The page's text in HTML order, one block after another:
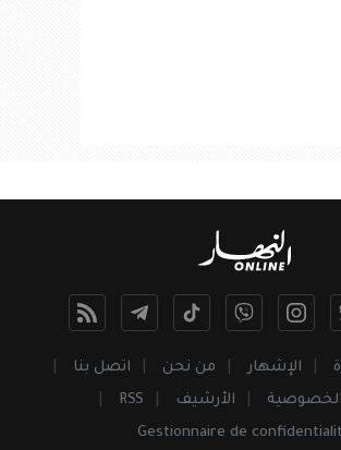
الإشهار من نحن
اتصل بنا
الأرشيف
RSS
Gestionnaire de